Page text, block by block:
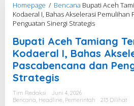
Homepage / Bencana Bupati Aceh
Kodaeral I, Bahas Akselerasi Pemulihan
Penguatan Sinergi Strategis
Bupati Aceh Tamiang
Kodaeral I, Bahas
Pascabencana dan
Strategis
Tim Redaksi
Juni 4, 2026
Bencana, Headline, Pemerintah 213 Dilihat